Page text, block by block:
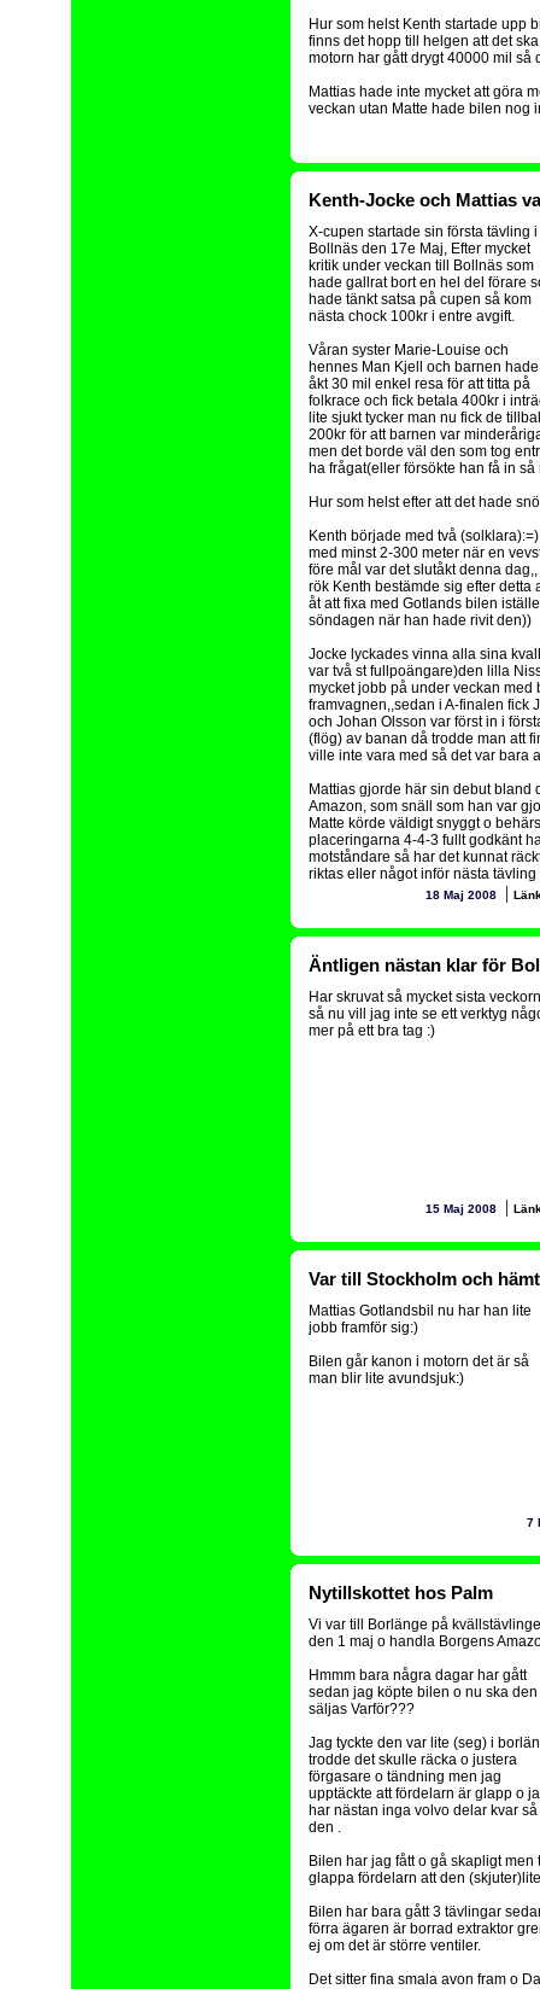
Hur som helst Kenth startade upp
finns det hopp till helgen att det
motorn har gått drygt 40000 mil så
Mattias hade inte mycket att göra
veckan utan Matte hade bilen nog
Kenth-Jocke och Mattias
X-cupen startade sin första tävling i
Bollnäs den 17e Maj, Efter mycket
kritik under veckan till Bollnäs som
hade gallrat bort en hel del förare
hade tänkt satsa på cupen så kom
nästa chock 100kr i entre avgift.
Våran syster Marie-Louise och
hennes Man Kjell och barnen hade
åkt 30 mil enkel resa för att titta på
folkrace och fick betala 400kr i
lite sjukt tycker man nu fick de
200kr för att barnen var
men det borde väl den som tog
ha frågat(eller försökte han få in
Hur som helst efter att det hade
Kenth började med två
med minst 2-300 meter när en
före mål var det slutåkt denna
rök Kenth bestämde sig efter detta
åt att fixa med Gotlands bilen
söndagen när han hade rivit den))
Jocke lyckades vinna alla sina
var två st fullpoängare)den lilla
mycket jobb på under veckan med
framvagnen,,sedan i A-finalen fick
och Johan Olsson var först in i
(flög) av banan då trodde man att
ville inte vara med så det var bara
Mattias gjorde här sin debut bland
Amazon, som snäll som han var
Matte körde väldigt snyggt o
placeringarna 4-4-3 fullt godkänt
motståndare så har det kunnat
riktas eller något inför nästa tävling
18 Maj 2008 |
Äntligen nästan klar för
Har skruvat så mycket sista
så nu vill jag inte se ett verktyg
mer på ett bra tag :)
15 Maj 2008 |
Var till Stockholm och
Mattias Gotlandsbil nu har han lite
jobb framför sig:)
Bilen går kanon i motorn det är så
man blir lite avundsjuk:)
7
Nytillskottet hos Palm
Vi var till Borlänge på
den 1 maj o handla Borgens
Hmmm bara några dagar har gått
sedan jag köpte bilen o nu ska den
säljas Varför???
Jag tyckte den var lite (seg) i
trodde det skulle räcka o justera
förgasare o tändning men jag
upptäckte att fördelarn är glapp o
har nästan inga volvo delar kvar
den .
Bilen har jag fått o gå skapligt
glappa fördelarn att den
Bilen har bara gått 3 tävlingar
förra ägaren är borrad extraktor
ej om det är större ventiler.
Det sitter fina smala avon fram o